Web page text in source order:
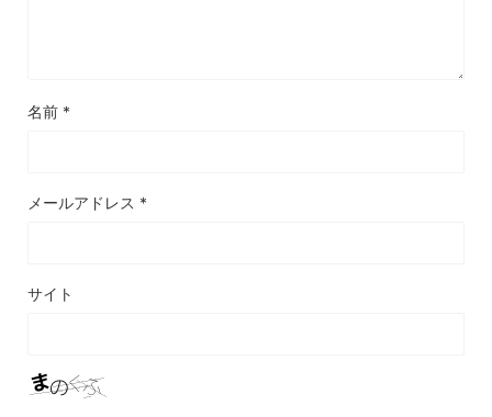
名前 *
メールアドレス *
サイト